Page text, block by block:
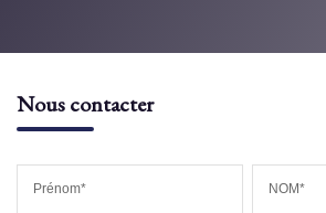
Nous contacter
Prénom* NOM*